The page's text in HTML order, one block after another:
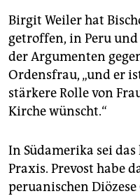
Birgit Weiler hat
getroffen, in Peru
der Argumenten
Ordensfrau, „und er
stärkere Rolle von
Kirche wünscht.“
In Südamerika sei das
Praxis. Prevost habe
peruanischen